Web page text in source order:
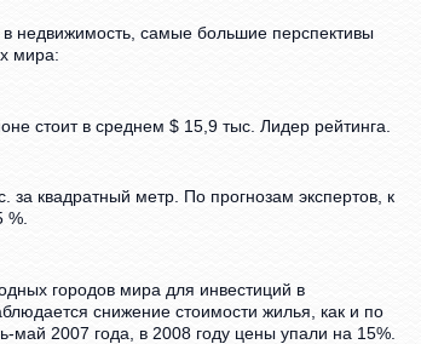
недвижимость, самые большие перспективы
мира:
стоит в среднем $ 15,9 тыс. Лидер рейтинга.
квадратный метр. По прогнозам экспертов, к
%.
городов мира для инвестиций в
снижение стоимости жилья, как и по
2007 года, в 2008 году цены упали на 15%.